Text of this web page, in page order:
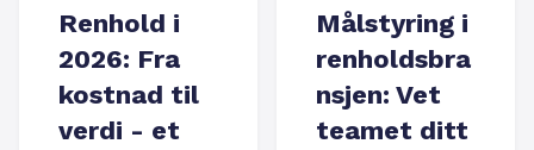
Renhold i
2026: Fra
kostnad til
verdi - et
Målstyring i
renholdsbra
nsjen: Vet
teamet ditt